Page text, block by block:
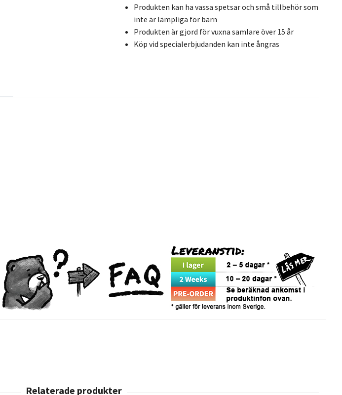
Produkten kan ha vassa spetsar och små tillbehör som
inte är lämpliga för barn
Produkten är gjord för vuxna samlare över 15 år
Köp vid specialerbjudanden kan inte ångras